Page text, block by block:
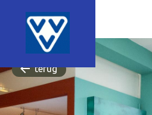
terug